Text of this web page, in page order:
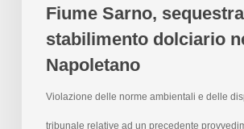
Fiume Sarno,
stabilimento dolciario
Napoletano
Violazione delle norme ambientali e delle
tribunale relative ad un precedente